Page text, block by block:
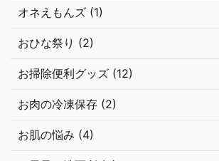
オネえもんズ (1)
おひな祭り (2)
お掃除便利グッズ (12)
お肉の冷凍保存 (2)
お肌の悩み (4)